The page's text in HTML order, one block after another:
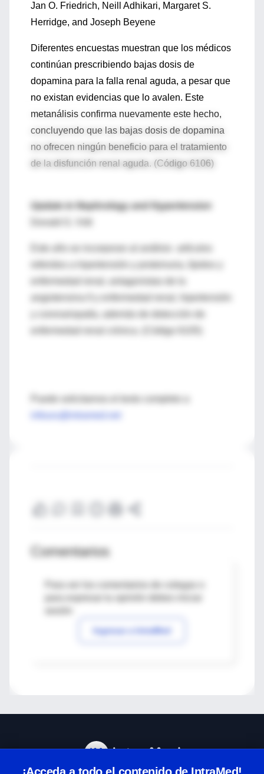
Jan O. Friedrich, Neill Adhikari, Margaret S.
Herridge, and Joseph Beyene
Diferentes encuestas muestran que los médicos
continúan prescribiendo bajas dosis de
dopamina para la falla renal aguda, a pesar que
no existan evidencias que lo avalen. Este
metanálisis confirma nuevamente este hecho,
concluyendo que las bajas dosis de dopamina
no ofrecen ningún beneficio para el tratamiento
de la disfunción renal aguda. (Código 6106)
Update in Nephrology and Hypertension
enfermedad renal, antagonistas de la
angiotensina II y enfermedad renal, hipertensión
y coronariopatía, además de detección de
enfermedad renal crónica. (Código 6105)
Comentarios
Para ver los comentarios de colegas o
Ingresar a IntraMed